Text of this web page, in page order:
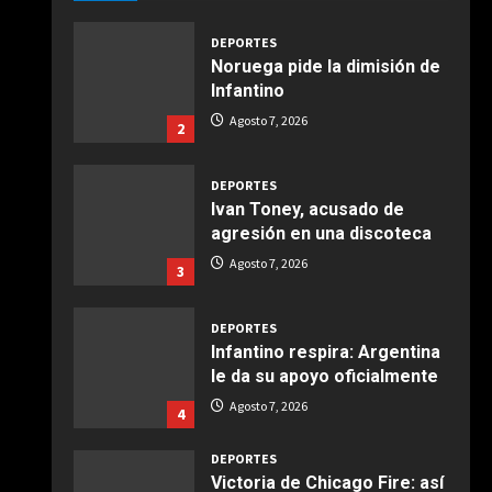
COCINA
deliciosa
Boquerones fritos en
freidora de aire
COCINA
Buñuelos de alcachofas
2
DEPORTES
Noruega pide la dimisión de
Infantino
Agosto 7, 2026
3
DEPORTES
Ivan Toney, acusado de
agresión en una discoteca
Agosto 7, 2026
4
DEPORTES
Infantino respira: Argentina
le da su apoyo oficialmente
Agosto 7, 2026
DEPORTES
Victoria de Chicago Fire: así